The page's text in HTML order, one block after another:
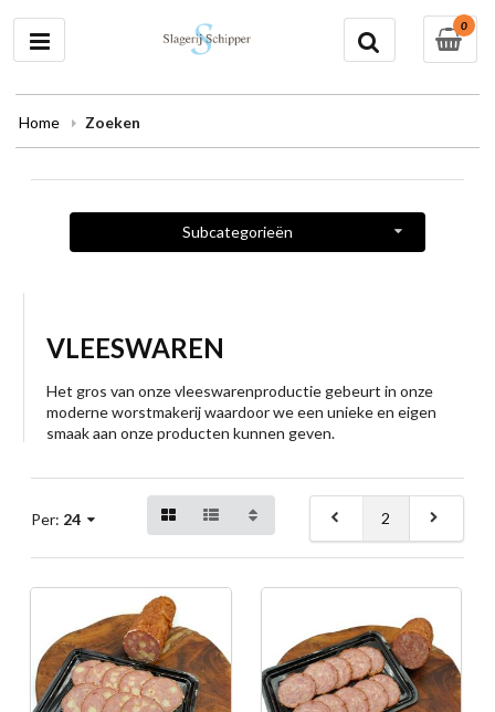
0
Home Zoeken
Subcategorieën
VLEESWAREN
Het gros van onze vleeswarenproductie gebeurt in onze
moderne worstmakerij waardoor we een unieke en eigen
smaak aan onze producten kunnen geven.
Per: 24 2